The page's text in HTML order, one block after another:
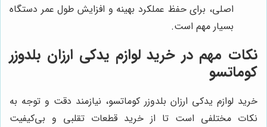
اصلی، برای حفظ عملکرد بهینه و افزایش طول عمر دستگاه
بسیار مهم است.
نکات مهم در خرید لوازم یدکی ارزان بلدوزر
کوماتسو
خرید لوازم یدکی ارزان بلدوزر کوماتسو، نیازمند دقت و توجه به
نکات مختلفی است تا از خرید قطعات تقلبی و بی‌کیفیت